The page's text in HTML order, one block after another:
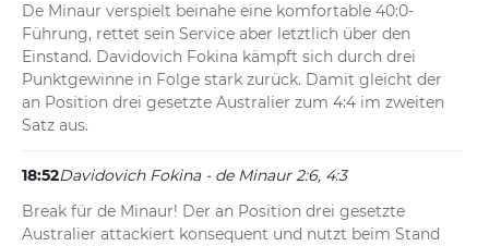
De Minaur verspielt beinahe eine komfortable 40:0-
Führung, rettet sein Service aber letztlich über den
Einstand. Davidovich Fokina kämpft sich durch drei
Punktgewinne in Folge stark zurück. Damit gleicht der
an Position drei gesetzte Australier zum 4:4 im zweiten
Satz aus.
18:52Davidovich Fokina - de Minaur 2:6, 4:3
Break für de Minaur! Der an Position drei gesetzte
Australier attackiert konsequent und nutzt beim Stand